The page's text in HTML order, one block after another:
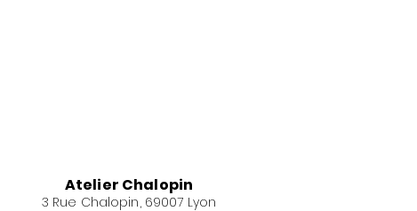
Atelier Chalopin
3 Rue Chalopin, 69007 Lyon